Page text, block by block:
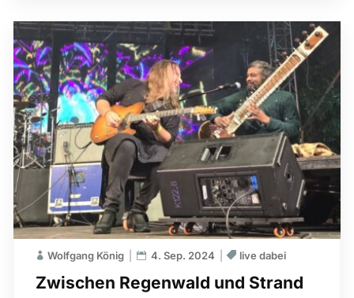
Zwischen Regenwald und Strand
Wolfgang König 4. Sep. 2024 live dabei